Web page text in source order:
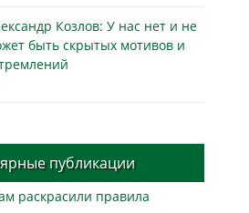
Козлов: У нас нет и не
быть скрытых мотивов и
публикации
раскрасили правила